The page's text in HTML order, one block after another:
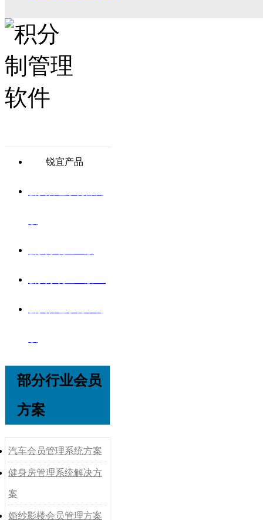
锐宜产品
部分行业会员
方案
汽车会员管理系统方案
健身房管理系统解决方
案
婚纱影楼会员管理方案